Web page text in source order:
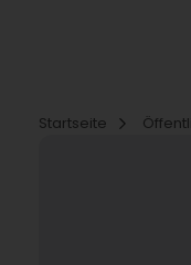
Startseite